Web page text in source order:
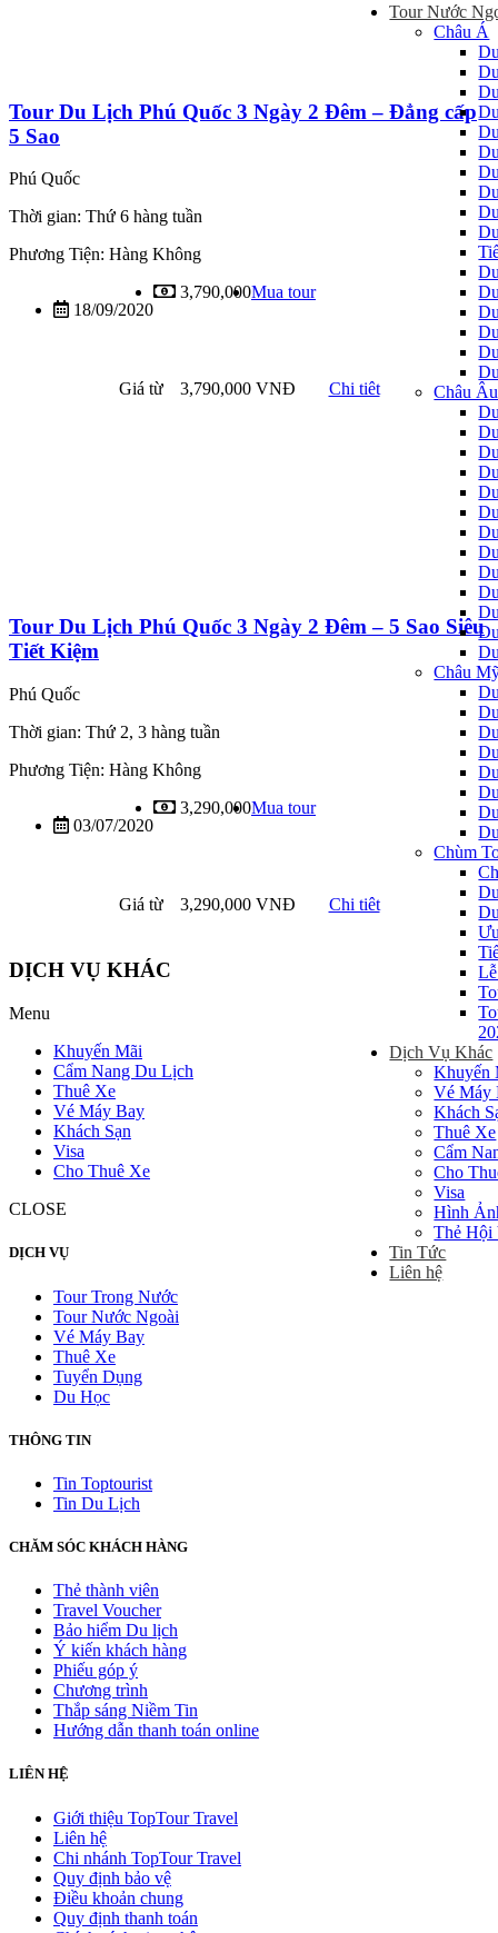
Tour Nước
Châu Á
Châu Âu
Châu
Chùm
Dịch Vụ Khác
Khuyến
Vé Máy
Khách
Thuê Xe
Cẩm
Cho
Visa
Hình
Thẻ Hội
Tin Tức
Liên hệ
DỊCH VỤ KHÁC
Menu
Khuyến Mãi
Cẩm Nang Du Lịch
Thuê Xe
Vé Máy Bay
Khách Sạn
Visa
Cho Thuê Xe
CLOSE
Tour Du Lịch Phú Quốc 3 Ngày 2 Đêm – Đẳng cấp
5 Sao
Phú Quốc
Thời gian: Thứ 6 hàng tuần
Phương Tiện: Hàng Không
18/09/2020
3,790,000Mua tour
Giá từ 3,790,000 VNĐ Chi tiêt
Tour Du Lịch Phú Quốc 3 Ngày 2 Đêm – 5 Sao Siêu
Tiết Kiệm
Phú Quốc
Thời gian: Thứ 2, 3 hàng tuần
Phương Tiện: Hàng Không
03/07/2020
3,290,000Mua tour
Giá từ 3,290,000 VNĐ Chi tiêt
DỊCH VỤ
Tour Trong Nước
Tour Nước Ngoài
Vé Máy Bay
Thuê Xe
Tuyển Dụng
Du Học
THÔNG TIN
Tin Toptourist
Tin Du Lịch
CHĂM SÓC KHÁCH HÀNG
Thẻ thành viên
Travel Voucher
Bảo hiểm Du lịch
Ý kiến khách hàng
Phiếu góp ý
Chương trình
Thắp sáng Niềm Tin
Hướng dẫn thanh toán online
LIÊN HỆ
Giới thiệu TopTour Travel
Liên hệ
Chi nhánh TopTour Travel
Quy định bảo vệ
Điều khoản chung
Quy định thanh toán